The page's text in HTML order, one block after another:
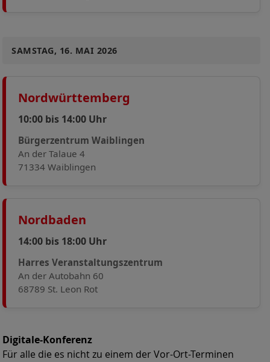
SAMSTAG, 16. MAI 2026
Nordwürttemberg
10:00 bis 14:00 Uhr
Bürgerzentrum Waiblingen
An der Talaue 4
71334 Waiblingen
Nordbaden
14:00 bis 18:00 Uhr
Harres Veranstaltungszentrum
An der Autobahn 60
68789 St. Leon Rot
Digitale-Konferenz
Für alle die es nicht zu einem der Vor-Ort-Terminen